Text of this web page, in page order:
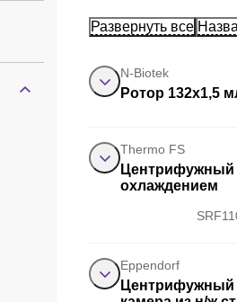
Развернуть все
N-Biotek
Ротор 132х1,5
Thermo FS
Центрифужный
охлаждением
Eppendorf
Центрифужный